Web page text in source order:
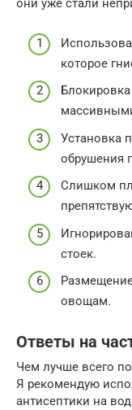
они уже стали
которое
Установка
обрушения
Слишком
стоек.
овощам.
Ответы на
Чем лучше всего
Я рекомендую
антисептики на